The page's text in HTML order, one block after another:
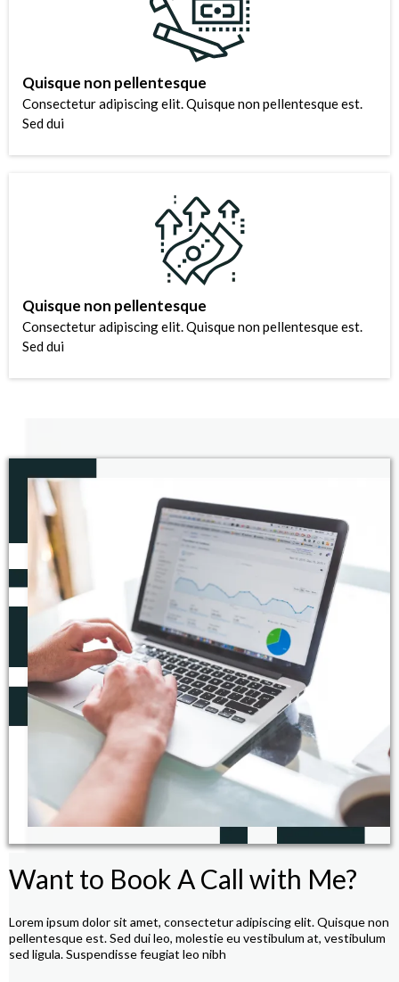
Quisque non pellentesque
Consectetur adipiscing elit. Quisque non pellentesque est.
Sed dui
Quisque non pellentesque
Consectetur adipiscing elit. Quisque non pellentesque est.
Sed dui
Want to Book A Call with Me?
Lorem ipsum dolor sit amet, consectetur adipiscing elit. Quisque non
pellentesque est. Sed dui leo, molestie eu vestibulum at, vestibulum
sed ligula. Suspendisse feugiat leo nibh